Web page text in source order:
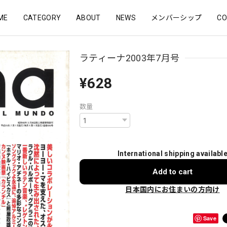
CATEGORY ABOUT NEWS メンバーシップ
ラティーナ2003年7月号
¥628
数量
International shipping
Add to cart
日本国内にお住まいの方向け
Save